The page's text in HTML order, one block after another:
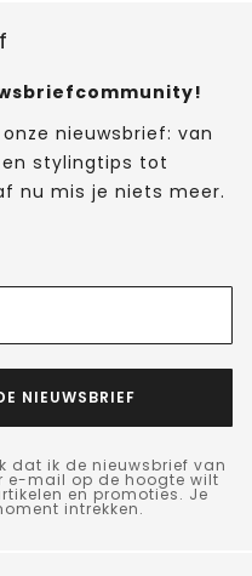
nieuwsbrief: van
stylingtips tot
nu mis je niets meer.
NIEUWSBRIEF
dat ik de nieuwsbrief van
e-mail op de hoogte wilt
en promoties. Je
intrekken.